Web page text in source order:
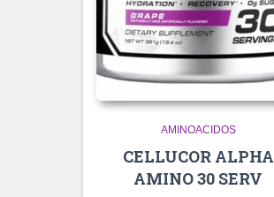
AMINOACIDOS
CELLUCOR ALPHA
AMINO 30 SERV